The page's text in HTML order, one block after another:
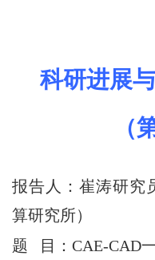
科研进展
（
报告人： 崔涛研究
算研究所）
题 目： CAE-CAD